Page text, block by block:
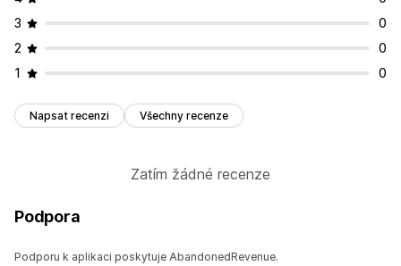
3
0
2
0
1
0
Napsat recenzi Všechny recenze
Zatím žádné recenze
Podpora
Podporu k aplikaci poskytuje AbandonedRevenue.